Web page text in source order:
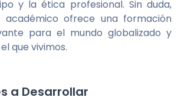
y la ética profesional. Sin duda,
ofrece una formación
para el mundo globalizado y
que vivimos.
a Desarrollar